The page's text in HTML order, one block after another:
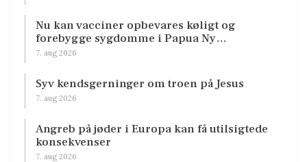
Nu kan vacciner opbevares køligt og
forebygge sygdomme i Papua Ny…
7. aug 2026
Syv kendsgerninger om troen på Jesus
7. aug 2026
Angreb på jøder i Europa kan få utilsigtede
konsekvenser
7. aug 2026